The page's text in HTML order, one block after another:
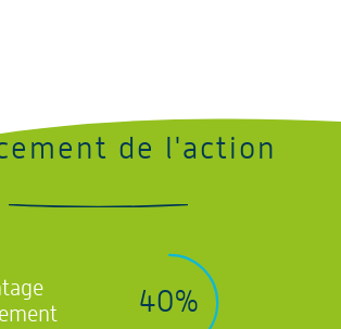
de l'action
40%